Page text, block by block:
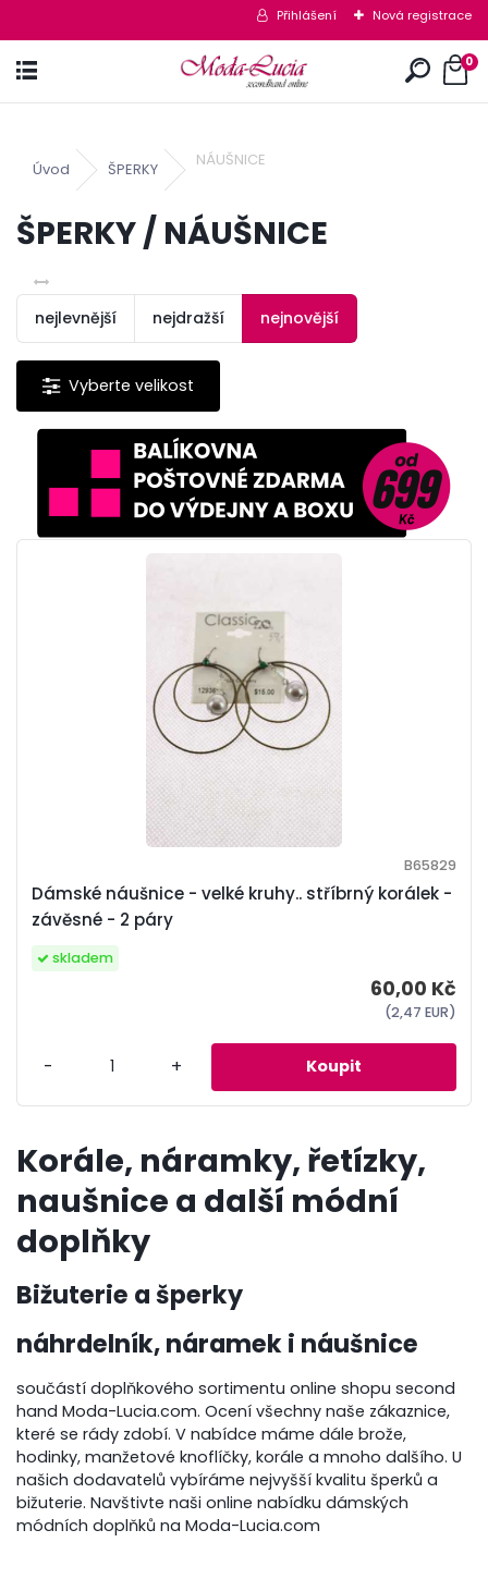
Přihlášení Nová registrace
0
Úvod ŠPERKY
NÁUŠNICE
ŠPERKY / NÁUŠNICE
nejlevnější nejdražší nejnovější
Dámské náušnice - velké kruhy.. stříbrný korálek -
závěsné - 2 páry
B65829
60,00 Kč
(2,47 EUR)
skladem
- +
Korále, náramky, řetízky,
naušnice a další módní
doplňky
Bižuterie a šperky
náhrdelník, náramek i náušnice
součástí doplňkového sortimentu online shopu second
hand Moda-Lucia.com. Ocení všechny naše zákaznice,
které se rády zdobí. V nabídce máme dále brože,
hodinky, manžetové knoflíčky, korále a mnoho dalšího. U
našich dodavatelů vybíráme nejvyšší kvalitu šperků a
bižuterie. Navštivte naši online nabídku dámských
módních doplňků na Moda-Lucia.com